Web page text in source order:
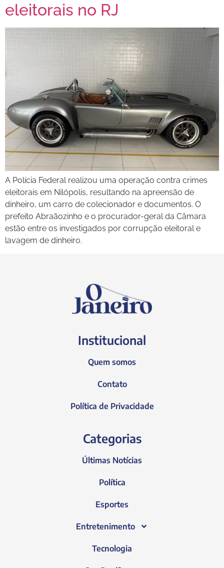
eleitorais no RJ
A Polícia Federal realizou uma operação contra crimes
eleitorais em Nilópolis, resultando na apreensão de
dinheiro, um carro de colecionador e documentos. O
prefeito Abraãozinho e o procurador-geral da Câmara
estão entre os investigados por corrupção eleitoral e
lavagem de dinheiro.
Institucional
Quem somos
Contato
Política de Privacidade
Categorias
Últimas Notícias
Política
Esportes
Entretenimento
Tecnologia